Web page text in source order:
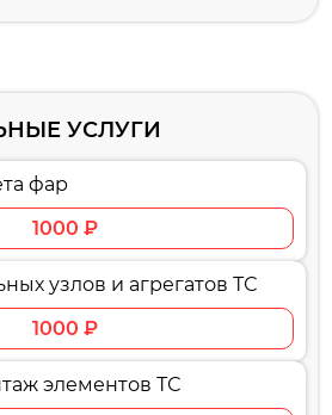
УСЛУГИ
фар
1000 ₽
узлов и агрегатов ТС
1000 ₽
элементов ТС